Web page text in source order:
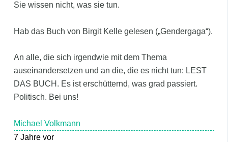
Sie wissen nicht, was sie tun.
Hab das Buch von Birgit Kelle gelesen („Gendergaga“).
An alle, die sich irgendwie mit dem Thema
auseinandersetzen und an die, die es nicht tun: LEST
DAS BUCH. Es ist erschütternd, was grad passiert.
Politisch. Bei uns!
Michael Volkmann
7 Jahre vor